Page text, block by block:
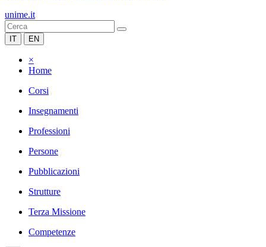
unime.it
IT EN
×
Home
Corsi
Insegnamenti
Professioni
Persone
Pubblicazioni
Strutture
Terza Missione
Competenze